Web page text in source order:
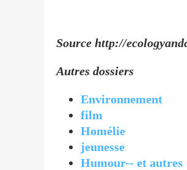
Source http://
Autres dossiers
Environnement
film
Homélie
jeunesse
Humour-- et autres